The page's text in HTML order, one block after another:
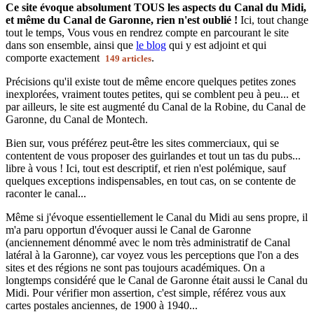
Ce site évoque absolument TOUS les aspects du Canal du Midi,
et même du Canal de Garonne, rien n'est oublié ! Ici, tout change
tout le temps, Vous vous en rendrez compte en parcourant le site
dans son ensemble, ainsi que le blog qui y est adjoint et qui
comporte exactement
149 articles.
Précisions qu'il existe tout de même encore quelques petites zones
inexplorées, vraiment toutes petites, qui se comblent peu à peu... et
par ailleurs, le site est augmenté du Canal de la Robine, du Canal de
Garonne, du Canal de Montech.
Bien sur, vous préférez peut-être les sites commerciaux, qui se
contentent de vous proposer des guirlandes et tout un tas du pubs...
libre à vous ! Ici, tout est descriptif, et rien n'est polémique, sauf
quelques exceptions indispensables, en tout cas, on se contente de
raconter le canal...
Même si j'évoque essentiellement le Canal du Midi au sens propre, il
m'a paru opportun d'évoquer aussi le Canal de Garonne
(anciennement dénommé avec le nom très administratif de Canal
latéral à la Garonne), car voyez vous les perceptions que l'on a des
sites et des régions ne sont pas toujours académiques. On a
longtemps considéré que le Canal de Garonne était aussi le Canal du
Midi. Pour vérifier mon assertion, c'est simple, référez vous aux
cartes postales anciennes, de 1900 à 1940...